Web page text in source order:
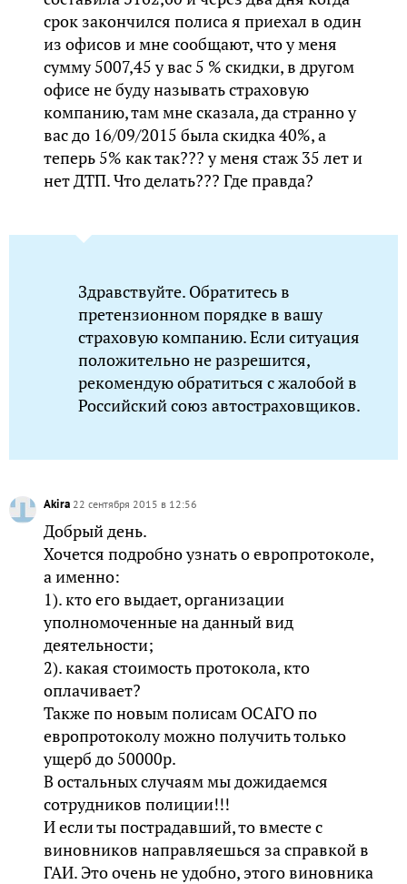
срок закончился полиса я приехал в один
из офисов и мне сообщают, что у меня
сумму 5007,45 у вас 5 % скидки, в другом
офисе не буду называть страховую
компанию, там мне сказала, да странно у
вас до 16/09/2015 была скидка 40%, а
теперь 5% как так??? у меня стаж 35 лет и
нет ДТП. Что делать??? Где правда?
Здравствуйте. Обратитесь в
претензионном порядке в вашу
страховую компанию. Если ситуация
положительно не разрешится,
рекомендую обратиться с жалобой в
Российский союз автостраховщиков.
Akira 22 сентября 2015 в 12:56
Добрый день.
Хочется подробно узнать о европротоколе,
а именно:
1). кто его выдает, организации
уполномоченные на данный вид
деятельности;
2). какая стоимость протокола, кто
оплачивает?
Также по новым полисам ОСАГО по
европротоколу можно получить только
ущерб до 50000р.
В остальных случаям мы дожидаемся
сотрудников полиции!!!
И если ты пострадавший, то вместе с
виновников направляешься за справкой в
ГАИ. Это очень не удобно, этого виновника